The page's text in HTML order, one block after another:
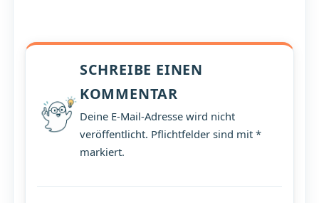
SCHREIBE EINEN
KOMMENTAR
Deine E-Mail-Adresse wird nicht
veröffentlicht. Pflichtfelder sind mit *
markiert.